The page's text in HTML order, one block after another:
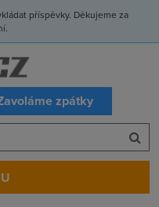
příspěvky. Děkujeme za
zpátky